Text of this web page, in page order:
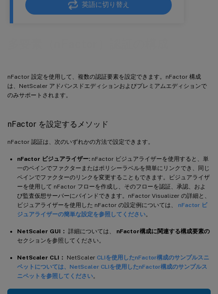
英語に切り替え
nFactor 設定を使用して、複数の認証要素を設定できます。nFactor 構成
は、NetScaler アドバンスドエディションおよびプレミアムエディションで
のみサポートされます。
nFactor を設定するメソッド
nFactor 認証は、次のいずれかの方法で設定できます。
nFactor ビジュアライザー: nFactor ビジュアライザーを使用すると、単
一のペインでファクターまたはポリシーラベルを簡単にリンクでき、同じ
ペインでファクターのリンクを変更することもできます。ビジュアライザ
ーを使用して nFactor フローを作成し、そのフローを認証、承認、およ
び監査仮想サーバーにバインドできます。nFactor Visualizer の詳細と、
ビジュアライザーを使用した nFactor の設定例については、 nFactor ビ
ジュアライザーの簡単な設定を参照してください。
NetScaler GUI： 詳細については、 nFactor構成に関連する構成要素の
セクションを参照してください。
NetScaler CLI： NetScaler CLIを使用したnFactor構成のサンプルスニ
ペットについては、NetScaler CLIを使用したnFactor構成のサンプルス
ニペットを参照してください。
CLI を使用した nFactor 設定のサンプルスニペット